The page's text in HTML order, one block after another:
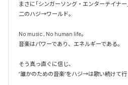
まさに「シンガーソング・エンターテイナ
二のハジ→ワールド。
No music , No human life。
音楽はパワーであり、エネルギーである。
そう真っ直ぐに信じ、